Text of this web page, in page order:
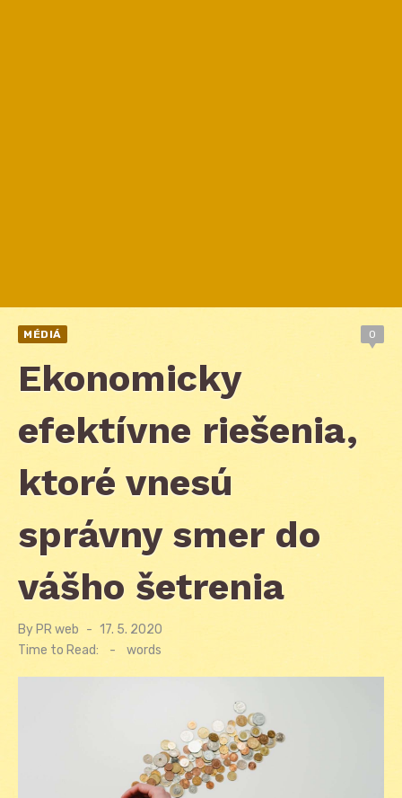
MÉDIÁ 0
Ekonomicky
efektívne riešenia,
ktoré vnesú
správny smer do
vášho šetrenia
By PR web
Posted
17. 5. 2020
Time to Read:
- words